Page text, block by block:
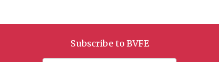
Subscribe to BVFE